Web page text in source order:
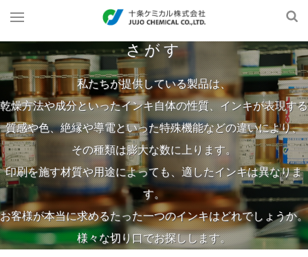
さがす
私たちが提供している製品は、
乾燥方法や成分といったインキ自体の性質、インキが表現する
質感や色、絶縁や導電といった特殊機能などの違いにより、
その種類は膨大な数に上ります。
印刷を施す材質や用途によっても、適したインキは異なりま
す。
お客様が本当に求めるたった一つのインキはどれでしょうか。
様々な切り口でお探しします。